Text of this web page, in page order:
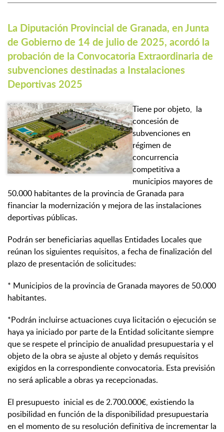
La Diputación Provincial de Granada, en Junta
de Gobierno de 14 de julio de 2025, acordó la
probación de la Convocatoria Extraordinaria de
subvenciones destinadas a Instalaciones
Deportivas 2025
Tiene por objeto, la
concesión de
subvenciones en
régimen de
concurrencia
competitiva a
municipios mayores de
50.000 habitantes de la provincia de Granada para
financiar la modernización y mejora de las instalaciones
deportivas públicas.
Podrán ser beneficiarias aquellas Entidades Locales que
reúnan los siguientes requisitos, a fecha de finalización del
plazo de presentación de solicitudes:
* Municipios de la provincia de Granada mayores de 50.000
habitantes.
*Podrán incluirse actuaciones cuya licitación o ejecución se
haya ya iniciado por parte de la Entidad solicitante siempre
que se respete el principio de anualidad presupuestaria y el
objeto de la obra se ajuste al objeto y demás requisitos
exigidos en la correspondiente convocatoria. Esta previsión
no será aplicable a obras ya recepcionadas.
El presupuesto inicial es de 2.700.000€, existiendo la
posibilidad en función de la disponibilidad presupuestaria
en el momento de su resolución definitiva de incrementar la